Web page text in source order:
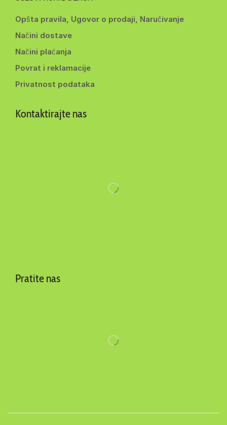
Opšta pravila, Ugovor o prodaji, Naručivanje
Načini dostave
Načini plaćanja
Povrat i reklamacije
Privatnost podataka
Kontaktirajte nas
Pratite nas